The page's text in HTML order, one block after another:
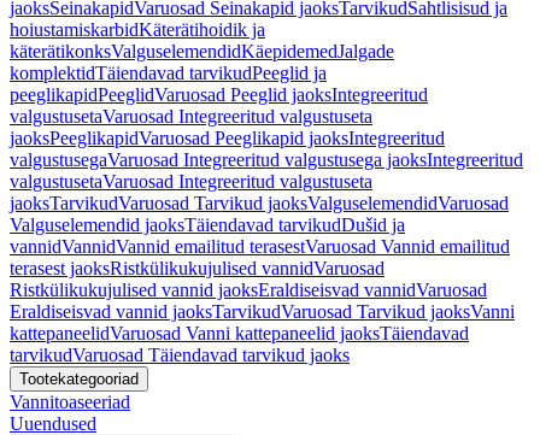
jaoksSeinakapidVaruosad Seinakapid jaoksTarvikudSahtlisisud ja
hoiustamiskarbidKäterätihoidik ja
käterätikonksValguselemendidKäepidemedJalgade
komplektidTäiendavad tarvikudPeeglid ja
peeglikapidPeeglidVaruosad Peeglid jaoksIntegreeritud
valgustusetaVaruosad Integreeritud valgustuseta
jaoksPeeglikapidVaruosad Peeglikapid jaoksIntegreeritud
valgustusegaVaruosad Integreeritud valgustusega jaoksIntegreeritud
valgustusetaVaruosad Integreeritud valgustuseta
jaoksTarvikudVaruosad Tarvikud jaoksValguselemendidVaruosad
Valguselemendid jaoksTäiendavad tarvikudDušid ja
vannidVannidVannid emailitud terasestVaruosad Vannid emailitud
terasest jaoksRistkülikukujulised vannidVaruosad
Ristkülikukujulised vannid jaoksEraldiseisvad vannidVaruosad
Eraldiseisvad vannid jaoksTarvikudVaruosad Tarvikud jaoksVanni
kattepaneelidVaruosad Vanni kattepaneelid jaoksTäiendavad
tarvikudVaruosad Täiendavad tarvikud jaoks
Tootekategooriad
Vannitoaseeriad
Uuendused